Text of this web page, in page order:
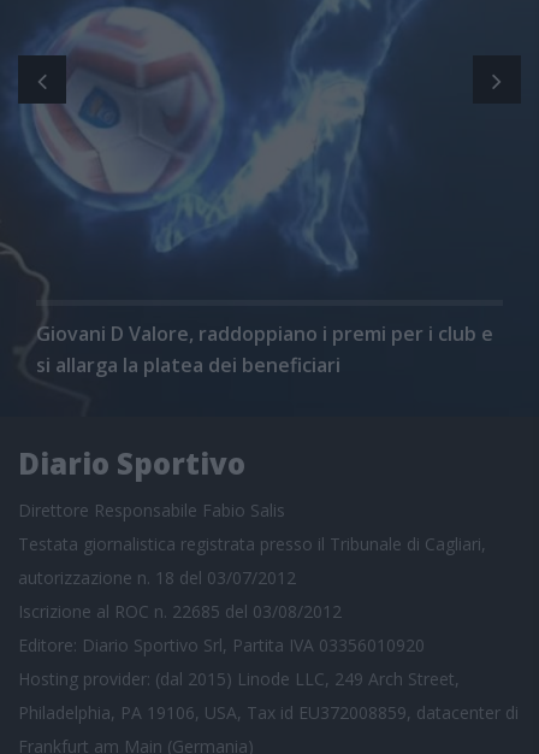
Giovani D Valore, raddoppiano i premi per i club e
si allarga la platea dei beneficiari
Diario Sportivo
Direttore Responsabile Fabio Salis
Testata giornalistica registrata presso il Tribunale di Cagliari,
autorizzazione n. 18 del 03/07/2012
Iscrizione al ROC n. 22685 del 03/08/2012
Editore: Diario Sportivo Srl, Partita IVA 03356010920
Hosting provider: (dal 2015) Linode LLC, 249 Arch Street,
Philadelphia, PA 19106, USA, Tax id EU372008859, datacenter di
Frankfurt am Main (Germania)